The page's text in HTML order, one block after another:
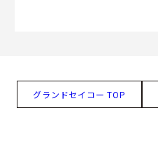
グランドセイコー TOP